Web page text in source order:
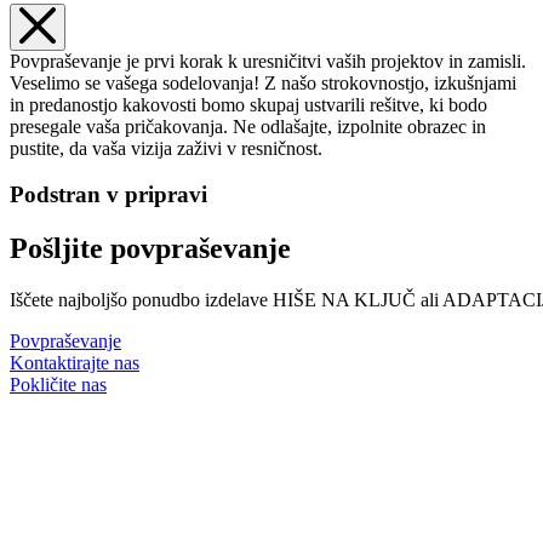
Povpraševanje je prvi korak k uresničitvi vaših projektov in zamisli.
Veselimo se vašega sodelovanja! Z našo strokovnostjo, izkušnjami
in predanostjo kakovosti bomo skupaj ustvarili rešitve, ki bodo
presegale vaša pričakovanja. Ne odlašajte, izpolnite obrazec in
pustite, da vaša vizija zaživi v resničnost.
Podstran v pripravi
Pošljite povpraševanje
Iščete najboljšo ponudbo izdelave HIŠE NA KLJUČ ali
Povpraševanje
Kontaktirajte nas
Pokličite nas